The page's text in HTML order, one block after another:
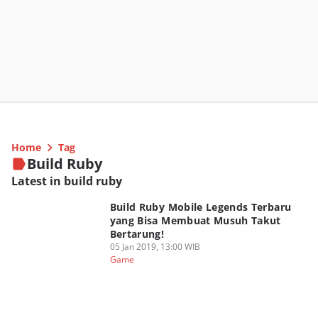
Home Tag
Build Ruby
Latest in build ruby
Build Ruby Mobile Legends Terbaru
yang Bisa Membuat Musuh Takut
Bertarung!
05 Jan 2019, 13:00 WIB
Game